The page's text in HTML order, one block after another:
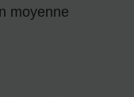
moyenne